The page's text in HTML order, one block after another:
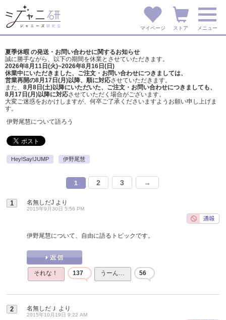
マイページ ストア メニュー
夏季休暇 の発送・お問い合わせに関するお知らせ
誠に勝手ながら、以下の期間を休業とさせていただきます。
2026年8月11日(火)~2026年8月16日(日)
休業中にいただきました、ご注文・お問い合わせにつきましては、
営業再開の8月17日(月)以降、順に対応させていただきます。
また、 8月8日(土)以降にいただいた、ご注文・ お問い合わせにつきましても、
8月17日(月)以降に対応させていただく場合がございます。
大変ご迷惑をおかけしますが、 何卒ご了承くださいますようお願い申し上げま
す。
伊野尾慧について語ろう
Hey!Say!JUMP 伊野尾慧
1 2 3 →
1 名無しだJ より
2015年9月30日 5:56 PM
伊野尾慧について、自由に語るトピックです。
それな！ 137 うーん… 56
2 名無しだＪ より
2015年10月19日 9:22 AM